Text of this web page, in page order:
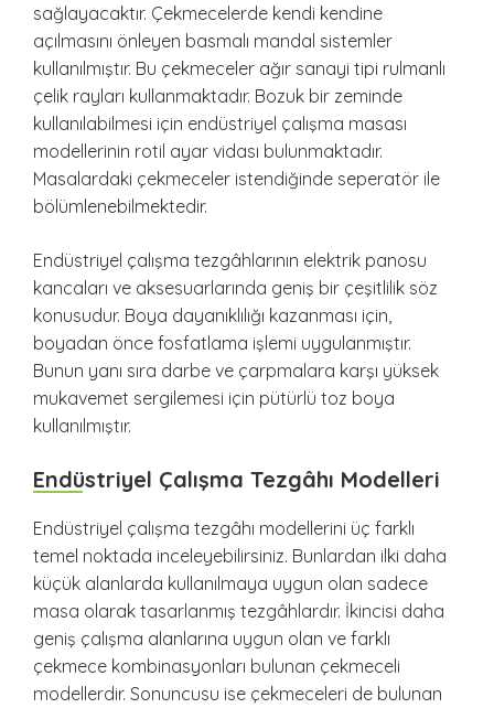
sağlayacaktır. Çekmecelerde kendi kendine
açılmasını önleyen basmalı mandal sistemler
kullanılmıştır. Bu çekmeceler ağır sanayi tipi rulmanlı
çelik rayları kullanmaktadır. Bozuk bir zeminde
kullanılabilmesi için endüstriyel çalışma masası
modellerinin rotil ayar vidası bulunmaktadır.
Masalardaki çekmeceler istendiğinde seperatör ile
bölümlenebilmektedir.
Endüstriyel çalışma tezgâhlarının elektrik panosu
kancaları ve aksesuarlarında geniş bir çeşitlilik söz
konusudur. Boya dayanıklılığı kazanması için,
boyadan önce fosfatlama işlemi uygulanmıştır.
Bunun yanı sıra darbe ve çarpmalara karşı yüksek
mukavemet sergilemesi için pütürlü toz boya
kullanılmıştır.
Endüstriyel Çalışma Tezgâhı Modelleri
Endüstriyel çalışma tezgâhı modellerini üç farklı
temel noktada inceleyebilirsiniz. Bunlardan ilki daha
küçük alanlarda kullanılmaya uygun olan sadece
masa olarak tasarlanmış tezgâhlardır. İkincisi daha
geniş çalışma alanlarına uygun olan ve farklı
çekmece kombinasyonları bulunan çekmeceli
modellerdir. Sonuncusu ise çekmeceleri de bulunan